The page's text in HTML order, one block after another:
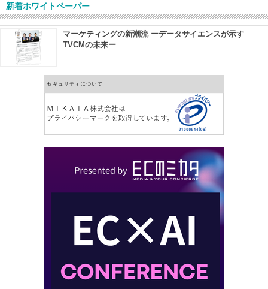
新着ホワイトペーパー
マーケティングの新潮流 ーデータサイエンスが示す
TVCMの未来ー